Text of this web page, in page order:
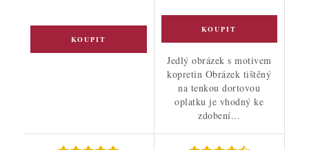
Jedlý obrázek s motivem
kopretin Obrázek tištěný
na tenkou dortovou
oplatku je vhodný ke
zdobení...